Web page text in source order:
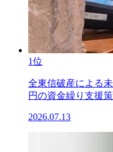
1位
全東信破産による
円の資金繰り支援策
2026.07.13